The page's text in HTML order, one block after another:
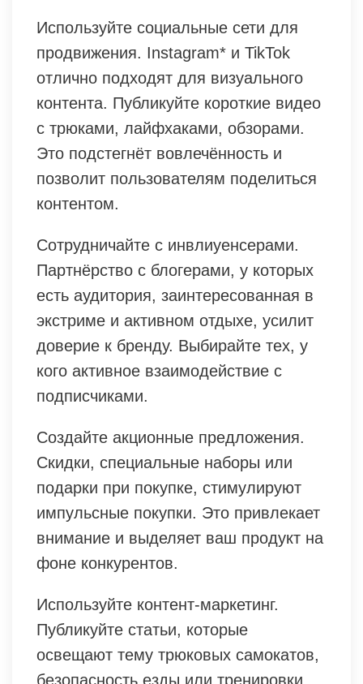
Используйте социальные сети для
продвижения. Instagram* и TikTok
отлично подходят для визуального
контента. Публикуйте короткие видео
с трюками, лайфхаками, обзорами.
Это подстегнёт вовлечённость и
позволит пользователям поделиться
контентом.
Сотрудничайте с инвлиуенсерами.
Партнёрство с блогерами, у которых
есть аудитория, заинтересованная в
экстриме и активном отдыхе, усилит
доверие к бренду. Выбирайте тех, у
кого активное взаимодействие с
подписчиками.
Создайте акционные предложения.
Скидки, специальные наборы или
подарки при покупке, стимулируют
импульсные покупки. Это привлекает
внимание и выделяет ваш продукт на
фоне конкурентов.
Используйте контент-маркетинг.
Публикуйте статьи, которые
освещают тему трюковых самокатов,
безопасность езды или тренировки